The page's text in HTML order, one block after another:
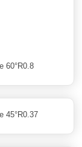
60°R0.8
45°R0.37